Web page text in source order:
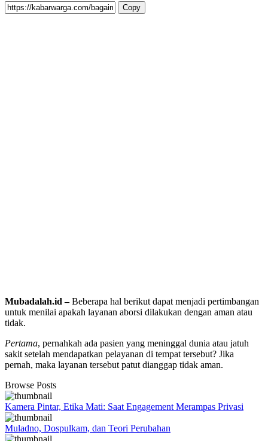
Copy
Mubadalah.id –Beberapa hal berikut dapat menjadi pertimbangan
untuk menilai apakah layanan aborsi dilakukan dengan aman atau
tidak.
Pertama, pernahkah ada pasien yang meninggal dunia atau jatuh
sakit setelah mendapatkan pelayanan di tempat tersebut? Jika
pernah, maka layanan tersebut patut dianggap tidak aman.
Browse Posts
Kamera Pintar, Etika Mati: Saat Engagement Merampas Privasi
Muladno, Dospulkam, dan Teori Perubahan